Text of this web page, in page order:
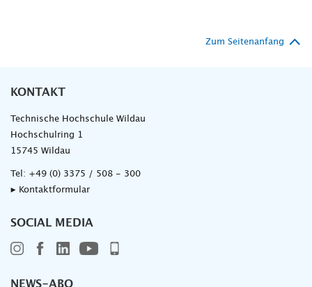
Zum Seitenanfang
KONTAKT
Technische Hochschule Wildau
Hochschulring 1
15745 Wildau
Tel: +49 (0) 3375 / 508 - 300
▸ Kontaktformular
SOCIAL MEDIA
NEWS-ABO